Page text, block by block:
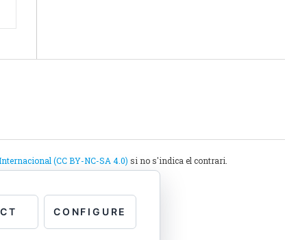
(CC BY-NC-SA 4.0) si no s'indica el contrari.
CONFIGURE